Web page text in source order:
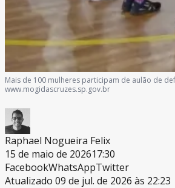
Mais de 100 mulheres participam de aulão de
www.mogidascruzes.sp.gov.br
Raphael Nogueira Felix
15 de maio de 202617:30
FacebookWhatsAppTwitter
Atualizado 09 de jul. de 2026 às 22:23